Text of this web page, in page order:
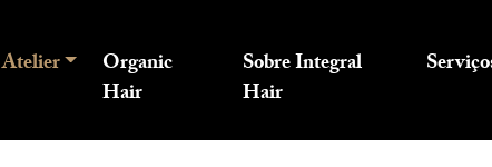
Atelier
Organic
Hair
Sobre Integral
Hair